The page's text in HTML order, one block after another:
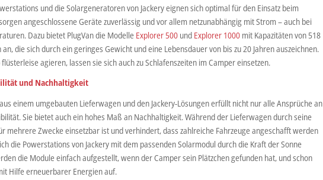
und die Solargeneratoren von Jackery eignen sich optimal für den Einsatz beim
angeschlossene Geräte zuverlässig und vor allem netzunabhängig mit Strom – auch bei
Dazu bietet PlugVan die Modelle Explorer 500 und Explorer 1000 mit Kapazitäten von 518
an, die sich durch ein geringes Gewicht und eine Lebensdauer von bis zu 20 Jahren auszeichnen.
agieren, lassen sie sich auch zu Schlafenszeiten im Camper einsetzen.
und Nachhaltigkeit
einem umgebauten Lieferwagen und den Jackery-Lösungen erfüllt nicht nur alle Ansprüche an
Sie bietet auch ein hohes Maß an Nachhaltigkeit. Während der Lieferwagen durch seine
mehrere Zwecke einsetzbar ist und verhindert, dass zahlreiche Fahrzeuge angeschafft werden
die Powerstations von Jackery mit dem passenden Solarmodul durch die Kraft der Sonne
die Module einfach aufgestellt, wenn der Camper sein Plätzchen gefunden hat, und schon
Hilfe erneuerbarer Energien auf.